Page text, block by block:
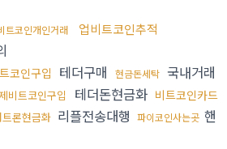
트코인개인거래 업비트코인추적
코인구입 테더구매 현금돈세탁 국내거래
비트코인구입 테더돈현금화 비트코인카드
론현금화 리플전송대행 파이코인사는곳 핸